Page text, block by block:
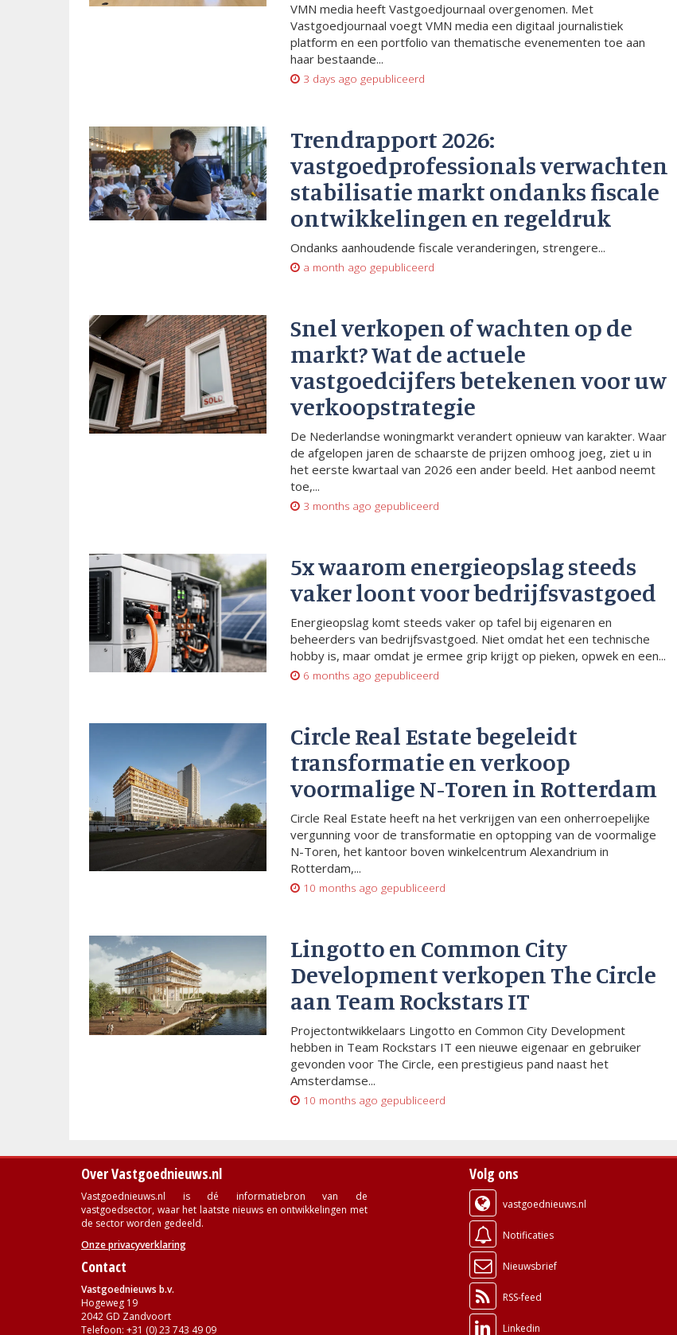
VMN media heeft Vastgoedjournaal overgenomen. Met
Vastgoedjournaal voegt VMN media een digitaal journalistiek
platform en een portfolio van thematische evenementen toe aan
haar bestaande...
3 days ago gepubliceerd
Trendrapport 2026:
vastgoedprofessionals verwachten
stabilisatie markt ondanks fiscale
ontwikkelingen en regeldruk
Ondanks aanhoudende fiscale veranderingen, strengere...
a month ago gepubliceerd
Snel verkopen of wachten op de
markt? Wat de actuele
vastgoedcijfers betekenen voor uw
verkoopstrategie
De Nederlandse woningmarkt verandert opnieuw van karakter. Waar
de afgelopen jaren de schaarste de prijzen omhoog joeg, ziet u in
het eerste kwartaal van 2026 een ander beeld. Het aanbod neemt
toe,...
3 months ago gepubliceerd
5x waarom energieopslag steeds
vaker loont voor bedrijfsvastgoed
Energieopslag komt steeds vaker op tafel bij eigenaren en
beheerders van bedrijfsvastgoed. Niet omdat het een technische
hobby is, maar omdat je ermee grip krijgt op pieken, opwek en een...
6 months ago gepubliceerd
Circle Real Estate begeleidt
transformatie en verkoop
voormalige N-Toren in Rotterdam
Circle Real Estate heeft na het verkrijgen van een onherroepelijke
vergunning voor de transformatie en optopping van de voormalige
N-Toren, het kantoor boven winkelcentrum Alexandrium in
Rotterdam,...
10 months ago gepubliceerd
Lingotto en Common City
Development verkopen The Circle
aan Team Rockstars IT
Projectontwikkelaars Lingotto en Common City Development
hebben in Team Rockstars IT een nieuwe eigenaar en gebruiker
gevonden voor The Circle, een prestigieus pand naast het
Amsterdamse...
10 months ago gepubliceerd
Over Vastgoednieuws.nl
Vastgoednieuws.nl is dé informatiebron van de
vastgoedsector, waar het laatste nieuws en ontwikkelingen met
de sector worden gedeeld.
Onze privacyverklaring
Contact
Vastgoednieuws b.v.
Hogeweg 19
2042 GD Zandvoort
Telefoon: +31 (0) 23 743 49 09
Volg ons
vastgoednieuws.nl
Notificaties
Nieuwsbrief
RSS-feed
Linkedin